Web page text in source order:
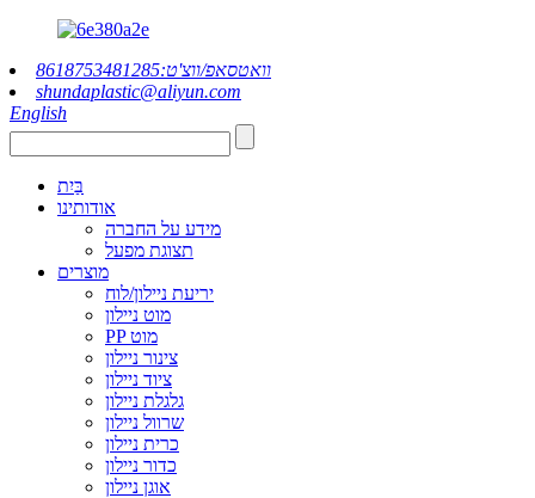
וואטסאפ/ווצ'ט:8618753481285
shundaplastic@aliyun.com
English
בַּיִת
אודותינו
מידע על החברה
תצוגת מפעל
מוצרים
יריעת ניילון/לוח
מוט ניילון
PP מוט
צינור ניילון
ציוד ניילון
גלגלת ניילון
שרוול ניילון
כרית ניילון
כדור ניילון
אוגן ניילון